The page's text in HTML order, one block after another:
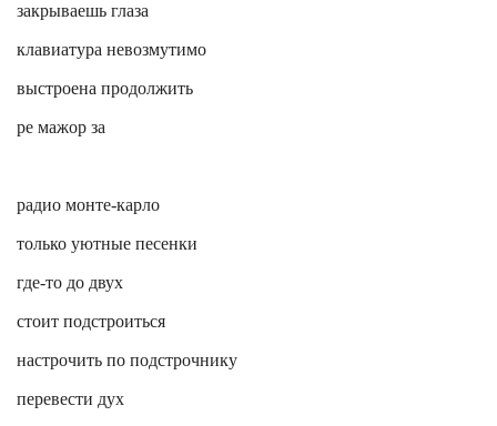
закрываешь глаза
клавиатура невозмутимо
выстроена продолжить
ре мажор за
радио монте-карло
только уютные песенки
где-то до двух
стоит подстроиться
настрочить по подстрочнику
перевести дух